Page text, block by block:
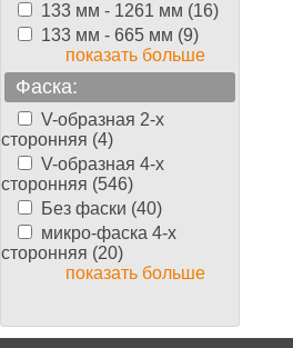
133 мм - 1261 мм (16)
133 мм - 665 мм (9)
показать больше
Фаска:
V-образная 2-х
сторонняя (4)
V-образная 4-х
сторонняя (546)
Без фаски (40)
микро-фаска 4-х
сторонняя (20)
показать больше